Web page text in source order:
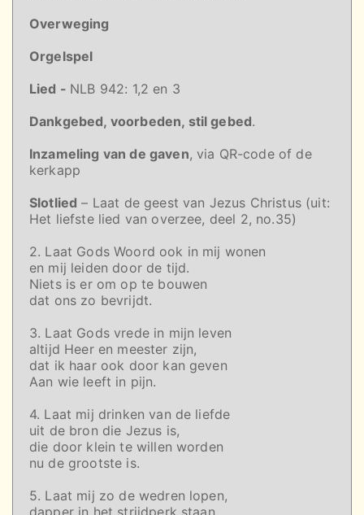
Overweging
Orgelspel
Lied - NLB 942: 1,2 en 3
Dankgebed, voorbeden, stil gebed.
Inzameling van de gaven, via QR-code of de
kerkapp
Slotlied – Laat de geest van Jezus Christus (uit:
Het liefste lied van overzee, deel 2, no.35)
2. Laat Gods Woord ook in mij wonen
en mij leiden door de tijd.
Niets is er om op te bouwen
dat ons zo bevrijdt.
3. Laat Gods vrede in mijn leven
altijd Heer en meester zijn,
dat ik haar ook door kan geven
Aan wie leeft in pijn.
4. Laat mij drinken van de liefde
uit de bron die Jezus is,
die door klein te willen worden
nu de grootste is.
5. Laat mij zo de wedren lopen,
dapper in het strijdperk staan.